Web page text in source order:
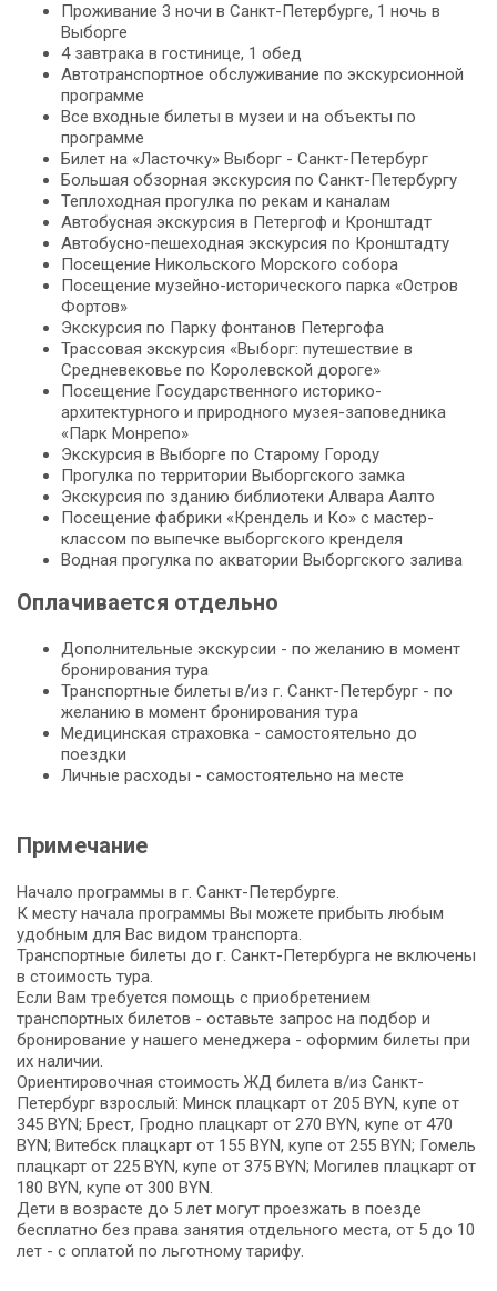
Проживание 3 ночи в Санкт-Петербурге, 1 ночь в
Выборге
4 завтрака в гостинице, 1 обед
Автотранспортное обслуживание по экскурсионной
программе
Все входные билеты в музеи и на объекты по
программе
Билет на «Ласточку» Выборг - Санкт-Петербург
Большая обзорная экскурсия по Санкт-Петербургу
Теплоходная прогулка по рекам и каналам
Автобусная экскурсия в Петергоф и Кронштадт
Автобусно-пешеходная экскурсия по Кронштадту
Посещение Никольского Морского собора
Посещение музейно-исторического парка «Остров
Фортов»
Экскурсия по Парку фонтанов Петергофа
Трассовая экскурсия «Выборг: путешествие в
Средневековье по Королевской дороге»
Посещение Государственного историко-
архитектурного и природного музея-заповедника
«Парк Монрепо»
Экскурсия в Выборге по Старому Городу
Прогулка по территории Выборгского замка
Экскурсия по зданию библиотеки Алвара Аалто
Посещение фабрики «Крендель и Ко» с мастер-
классом по выпечке выборгского кренделя
Водная прогулка по акватории Выборгского залива
Оплачивается отдельно
Дополнительные экскурсии - по желанию в момент
бронирования тура
Транспортные билеты в/из г. Санкт-Петербург - по
желанию в момент бронирования тура
Медицинская страховка - самостоятельно до
поездки
Личные расходы - самостоятельно на месте
Примечание
Начало программы в г. Санкт-Петербурге.
К месту начала программы Вы можете прибыть любым
удобным для Вас видом транспорта.
Транспортные билеты до г. Санкт-Петербурга не включены
в стоимость тура.
Если Вам требуется помощь с приобретением
транспортных билетов - оставьте запрос на подбор и
бронирование у нашего менеджера - оформим билеты при
их наличии.
Ориентировочная стоимость ЖД билета в/из Санкт-
Петербург взрослый: Минск плацкарт от 205 BYN, купе от
345 BYN; Брест, Гродно плацкарт от 270 BYN, купе от 470
BYN; Витебск плацкарт от 155 BYN, купе от 255 BYN; Гомель
плацкарт от 225 BYN, купе от 375 BYN; Могилев плацкарт от
180 BYN, купе от 300 BYN.
Дети в возрасте до 5 лет могут проезжать в поезде
бесплатно без права занятия отдельного места, от 5 до 10
лет - с оплатой по льготному тарифу.